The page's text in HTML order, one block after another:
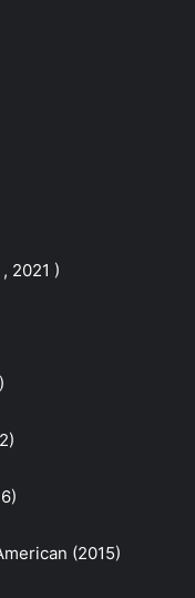
2021 )
(2015)